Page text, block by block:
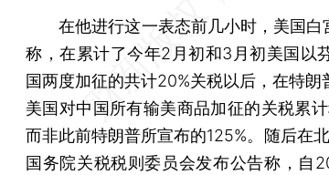
在他进行这一表态前几小时，美国白
称，在累计了今年2月初和3月初美国以
国两度加征的共计20%关税以后，在特朗
美国对中国所有输美商品加征的关税累
而非此前特朗普所宣布的125%。随后在
国务院关税税则委员会发布公告称，自